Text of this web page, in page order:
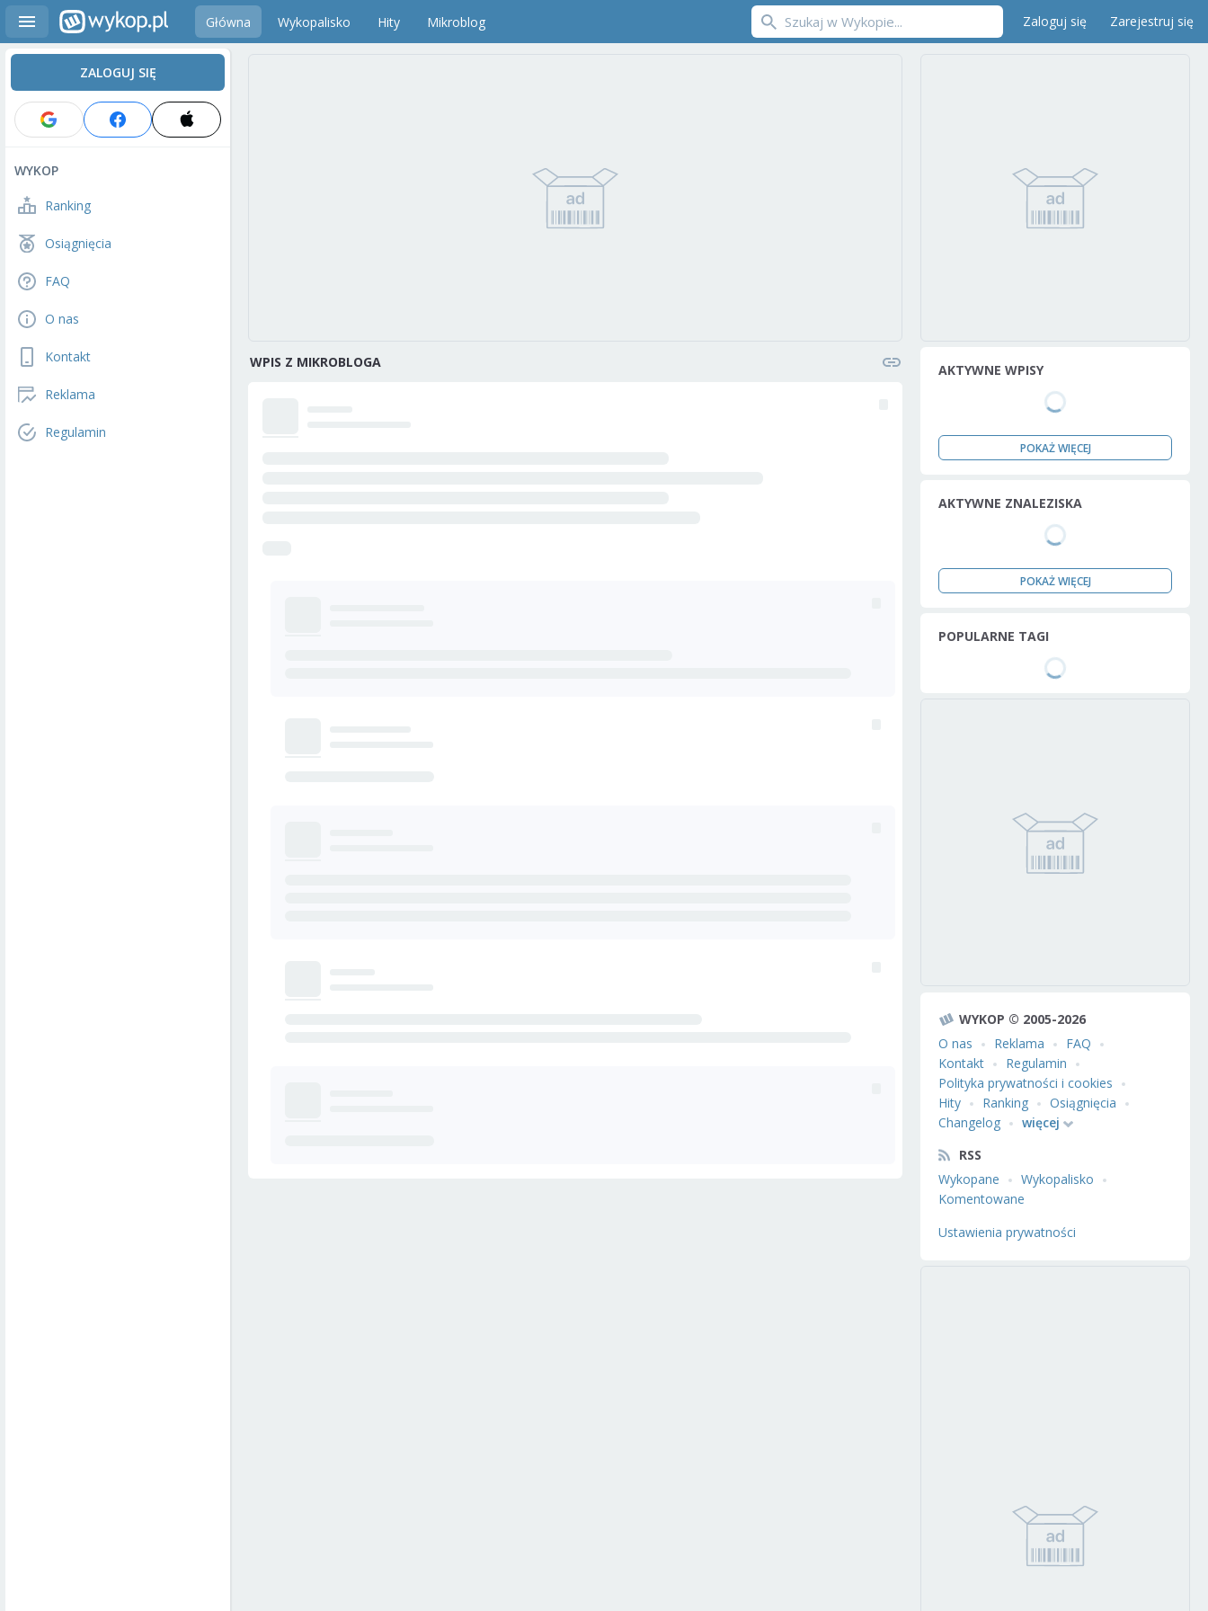
Główna Wykopalisko Hity Mikroblog Zaloguj się Zarejestruj się
ZALOGUJ SIĘ
WYKOP
Ranking
Osiągnięcia
FAQ
O nas
Kontakt
Reklama
Regulamin
WPIS Z MIKROBLOGA AKTYWNE WPISY
POKAŻ WIĘCEJ
AKTYWNE ZNALEZISKA
POKAŻ WIĘCEJ
POPULARNE TAGI
WYKOP © 2005-2026
O nas
Reklama
FAQ
Kontakt
Regulamin
Polityka prywatności i cookies
Hity
Ranking
Osiągnięcia
Changelog
więcej
RSS
Wykopane
Wykopalisko
Komentowane
Ustawienia prywatności